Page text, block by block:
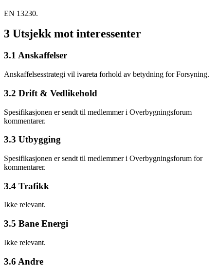
EN 13230.
3 Utsjekk mot interessenter
3.1 Anskaffelser
Anskaffelsesstrategi vil ivareta forhold av betydning for Forsyning.
3.2 Drift & Vedlikehold
Spesifikasjonen er sendt til medlemmer i Overbygningsforum
kommentarer.
3.3 Utbygging
Spesifikasjonen er sendt til medlemmer i Overbygningsforum for
kommentarer.
3.4 Trafikk
Ikke relevant.
3.5 Bane Energi
Ikke relevant.
3.6 Andre